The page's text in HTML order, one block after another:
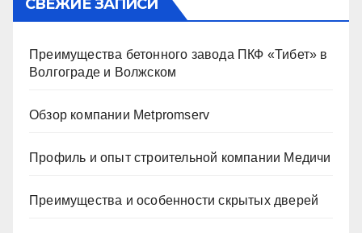
СВЕЖИЕ ЗАПИСИ
Преимущества бетонного завода ПКФ «Тибет» в
Волгограде и Волжском
Обзор компании Metpromserv
Профиль и опыт строительной компании Медичи
Преимущества и особенности скрытых дверей